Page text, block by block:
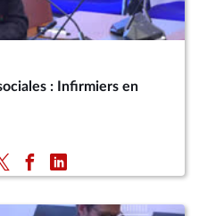
: Infirmiers en